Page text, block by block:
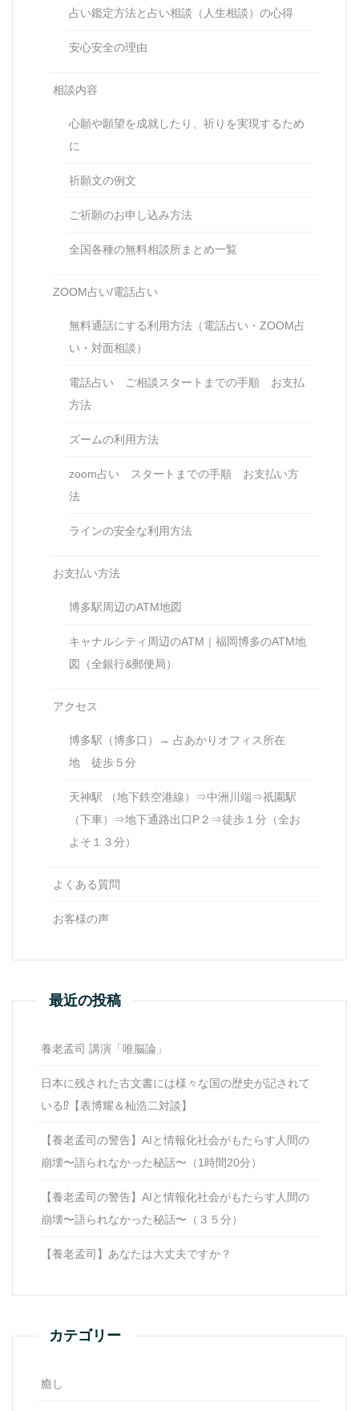
占い鑑定方法と占い相談（人生相談）の心得
安心安全の理由
相談内容
心願や願望を成就したり、祈りを実現するため
に
祈願文の例文
ご祈願のお申し込み方法
全国各種の無料相談所まとめ一覧
ZOOM占い/電話占い
無料通話にする利用方法（電話占い・ZOOM占
い・対面相談）
電話占い ご相談スタートまでの手順 お支払
方法
ズームの利用方法
zoom占い スタートまでの手順 お支払い方
法
ラインの安全な利用方法
お支払い方法
博多駅周辺のATM地図
キャナルシティ周辺のATM｜福岡博多のATM地
図（全銀行&郵便局）
アクセス
博多駅（博多口）→ 占あかりオフィス所在
地 徒歩５分
天神駅 （地下鉄空港線）⇒中洲川端⇒祇園駅
（下車）⇒地下通路出口P２⇒徒歩１分（全お
よそ１３分）
よくある質問
お客様の声
最近の投稿
養老孟司 講演「唯脳論」
日本に残された古文書には様々な国の歴史が記されて
いる⁉【表博耀＆杣浩二対談】
【養老孟司の警告】AIと情報化社会がもたらす人間の
崩壊〜語られなかった秘話〜（1時間20分）
【養老孟司の警告】AIと情報化社会がもたらす人間の
崩壊〜語られなかった秘話〜（３５分）
【養老孟司】あなたは大丈夫ですか？
カテゴリー
癒し